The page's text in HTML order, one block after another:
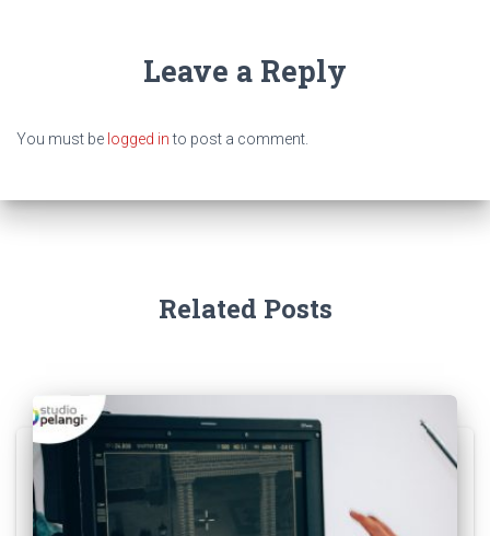
Leave a Reply
You must be logged into post a comment.
Related Posts